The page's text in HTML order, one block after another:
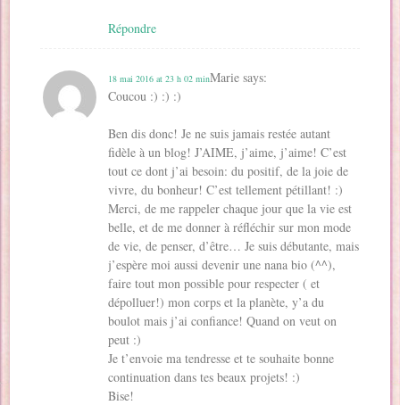
Répondre
Marie says:
18 mai 2016 at 23 h 02 min
Coucou :) :) :)
Ben dis donc! Je ne suis jamais restée autant
fidèle à un blog! J’AIME, j’aime, j’aime! C’est
tout ce dont j’ai besoin: du positif, de la joie de
vivre, du bonheur! C’est tellement pétillant! :)
Merci, de me rappeler chaque jour que la vie est
belle, et de me donner à réfléchir sur mon mode
de vie, de penser, d’être… Je suis débutante, mais
j’espère moi aussi devenir une nana bio (^^),
faire tout mon possible pour respecter ( et
dépolluer!) mon corps et la planète, y’a du
boulot mais j’ai confiance! Quand on veut on
peut :)
Je t’envoie ma tendresse et te souhaite bonne
continuation dans tes beaux projets! :)
Bise!